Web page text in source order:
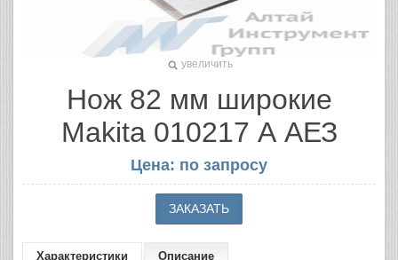
увеличить
Нож 82 мм широкие
Makita 010217 А АЕЗ
Цена: по запросу
Характеристики Описание